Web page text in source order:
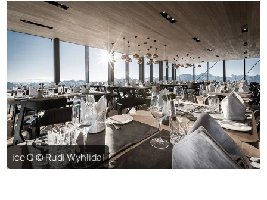
ice Q © Rudi Wyhlidal